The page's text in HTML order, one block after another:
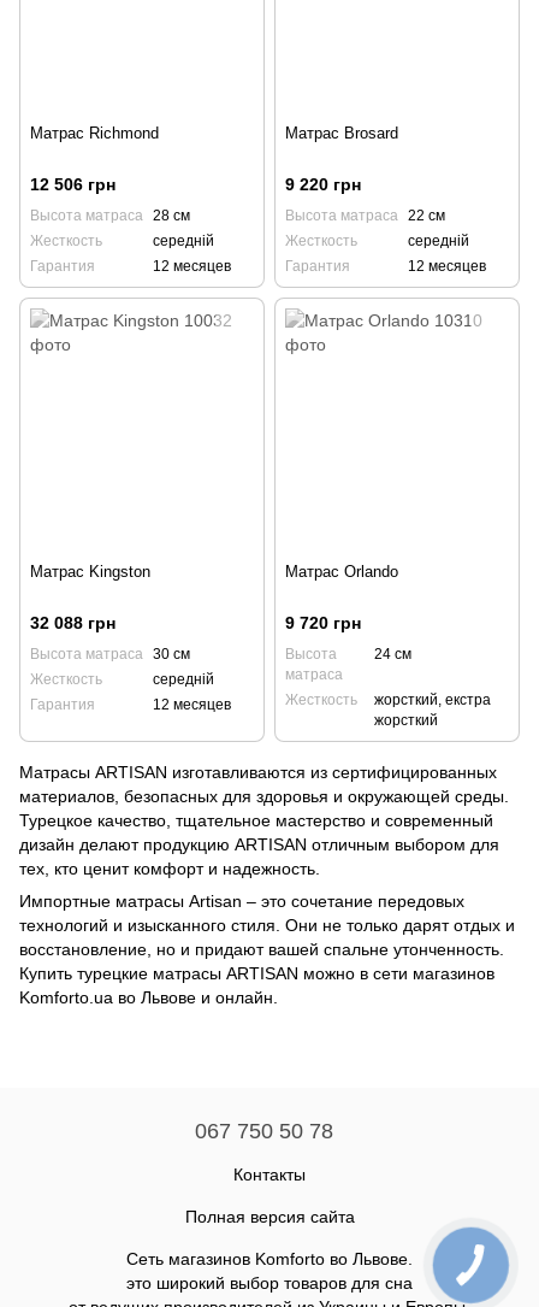
Матрас Richmond
12 506 грн
Высота матраса 28 см
Жесткость
середній
Гарантия
12 месяцев
Матрас Brosard
9 220 грн
Высота матраса 22 см
Жесткость
середній
Гарантия
12 месяцев
Матрас Kingston
32 088 грн
Высота матраса 30 см
Жесткость
середній
Гарантия
12 месяцев
Матрас Orlando
9 720 грн
Высота
матраса
24 см
Жесткость
жорсткий, екстра
жорсткий
Матрасы ARTISAN изготавливаются из сертифицированных
материалов, безопасных для здоровья и окружающей среды.
Турецкое качество, тщательное мастерство и современный
дизайн делают продукцию ARTISAN отличным выбором для
тех, кто ценит комфорт и надежность.
Импортные матрасы Artisan – это сочетание передовых
технологий и изысканного стиля. Они не только дарят отдых и
восстановление, но и придают вашей спальне утонченность.
Купить турецкие матрасы ARTISAN можно в сети магазинов
Komforto.ua во Львове и онлайн.
067 750 50 78
Контакты
Полная версия сайта
Сеть магазинов Komforto во Львове.
это широкий выбор товаров для сна